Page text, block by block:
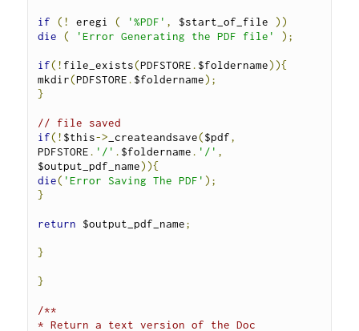
if (! eregi ( '%PDF' , $start_of_file ))
die
( 'Error Generating the PDF file' );
if(! file_exists(PDFSTORE . $foldername)){
mkdir(PDFSTORE . $foldername);
}
// file saved
if(! $this-> _createandsave($pdf,
PDFSTORE . '/' . $foldername . '/' ,
$output_pdf_name)){
die( 'Error Saving The PDF' );
}
return $output_pdf_name;
}
}
/**
* Return a text version of the Doc